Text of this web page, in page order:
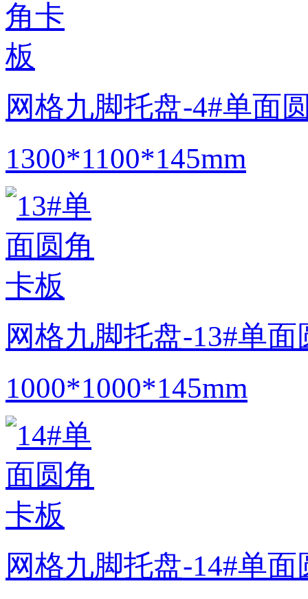
网格九脚托盘-4#单面
1300*1100*145mm
网格九脚托盘-13#单
1000*1000*145mm
网格九脚托盘-14#单